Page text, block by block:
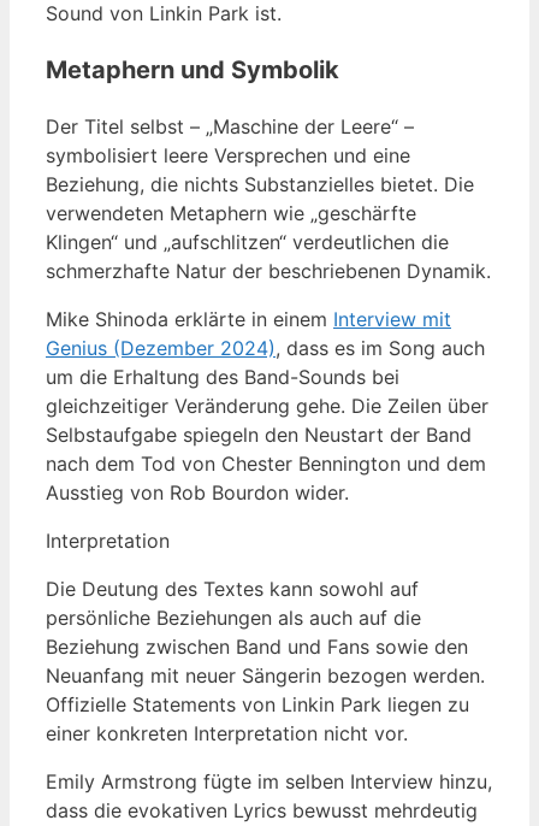
Sound von Linkin Park ist.
Metaphern und Symbolik
Der Titel selbst – „Maschine der Leere“ –
symbolisiert leere Versprechen und eine
Beziehung, die nichts Substanzielles bietet. Die
verwendeten Metaphern wie „geschärfte
Klingen“ und „aufschlitzen“ verdeutlichen die
schmerzhafte Natur der beschriebenen Dynamik.
Mike Shinoda erklärte in einem Interview mit
Genius (Dezember 2024), dass es im Song auch
um die Erhaltung des Band-Sounds bei
gleichzeitiger Veränderung gehe. Die Zeilen über
Selbstaufgabe spiegeln den Neustart der Band
nach dem Tod von Chester Bennington und dem
Ausstieg von Rob Bourdon wider.
Interpretation
Die Deutung des Textes kann sowohl auf
persönliche Beziehungen als auch auf die
Beziehung zwischen Band und Fans sowie den
Neuanfang mit neuer Sängerin bezogen werden.
Offizielle Statements von Linkin Park liegen zu
einer konkreten Interpretation nicht vor.
Emily Armstrong fügte im selben Interview hinzu,
dass die evokativen Lyrics bewusst mehrdeutig